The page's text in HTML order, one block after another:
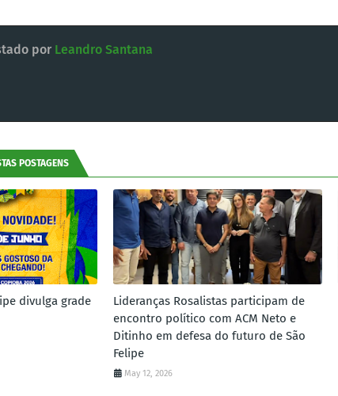
por Leandro Santana
POSTAGENS
divulga grade
Lideranças Rosalistas participam de
encontro político com ACM Neto e
Ditinho em defesa do futuro de São
Felipe
May 12, 2026